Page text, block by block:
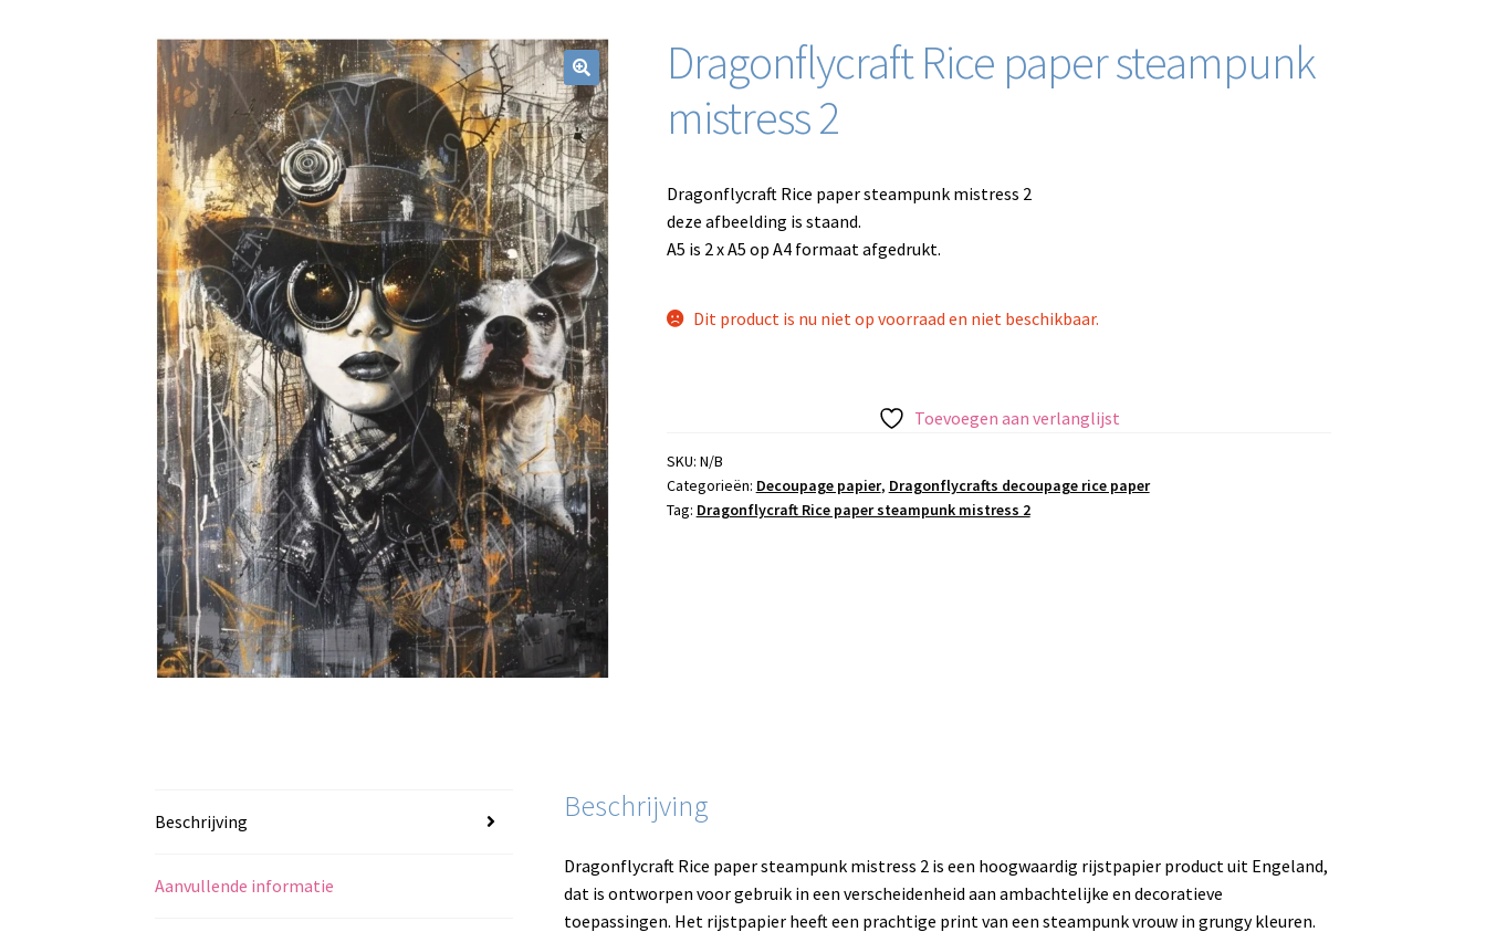
Dragonflycraft Rice paper steampunk
mistress 2
Dragonflycraft Rice paper steampunk mistress 2
deze afbeelding is staand.
A5 is 2 x A5 op A4 formaat afgedrukt.
Dit product is nu niet op voorraad en niet beschikbaar.
Toevoegen aan verlanglijst
SKU: N/B
Categorieën: Decoupage papier, Dragonflycrafts decoupage rice paper
Tag: Dragonflycraft Rice paper steampunk mistress 2
Beschrijving
Aanvullende informatie
Beschrijving
Dragonflycraft Rice paper steampunk mistress 2 is een hoogwaardig rijstpapier product uit Engeland,
dat is ontworpen voor gebruik in een verscheidenheid aan ambachtelijke en decoratieve
toepassingen. Het rijstpapier heeft een prachtige print van een steampunk vrouw in grungy kleuren.